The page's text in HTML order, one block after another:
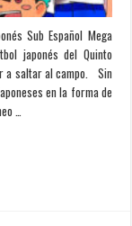
Sub Español Mega
japonés del Quinto
a saltar al campo. Sin
en la forma de
…